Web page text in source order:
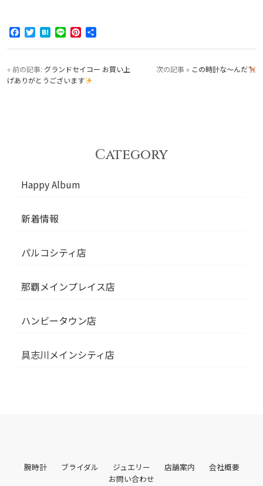
Facebook
TwitterHatena
Line Pinterest
« 前の記事: グランドセイコー お買い上
げありがとうございます
次の記事 » この時計な〜んだ
Category
Happy Album
新着情報
パルコシティ店
那覇メインプレイス店
ハンビータウン店
具志川メインシティ店
腕時計 ブライダル ジュエリー 店舗案内
会社概要
お問い合わせ